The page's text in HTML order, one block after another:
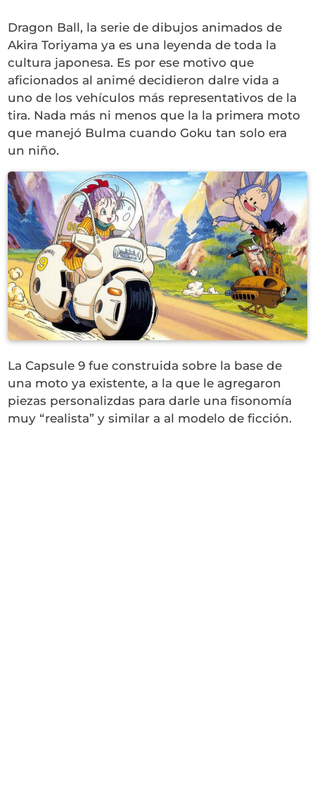
Dragon Ball, la serie de dibujos animados de
Akira Toriyama ya es una leyenda de toda la
cultura japonesa. Es por ese motivo que
aficionados al animé decidieron dalre vida a
uno de los vehículos más representativos de la
tira. Nada más ni menos que la la primera moto
que manejó Bulma cuando Goku tan solo era
un niño.
La Capsule 9 fue construida sobre la base de
una moto ya existente, a la que le agregaron
piezas personalizdas para darle una fisonomía
muy “realista” y similar a al modelo de ficción.